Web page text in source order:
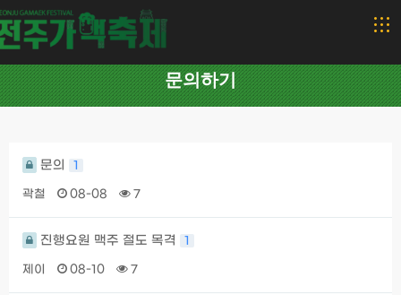
문의하기
문의 1
곽철 08-08 7
진행요원 맥주 절도 목격 1
제이 08-10 7